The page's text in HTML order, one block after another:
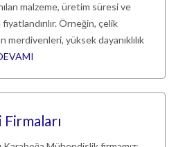
malzeme, üretim süresi ve
Örneğin, çelik
merdivenleri, yüksek dayanıklılık